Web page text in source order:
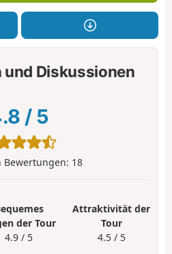
Diskussionen
/ 5
Bewertungen: 18
der Tour
4.9 / 5
Attraktivität der
Tour
4.5 / 5